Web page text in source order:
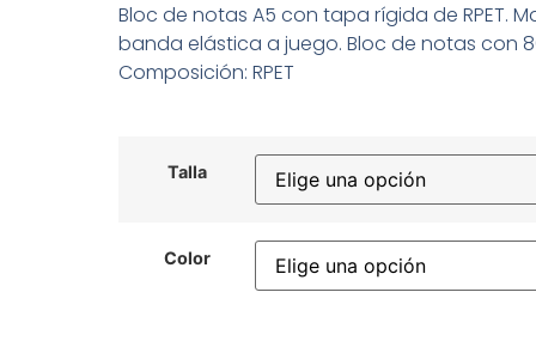
Bloc de notas A5 con tapa rígida de RPET.
banda elástica a juego. Bloc de notas con
Composición: RPET
Talla
Color